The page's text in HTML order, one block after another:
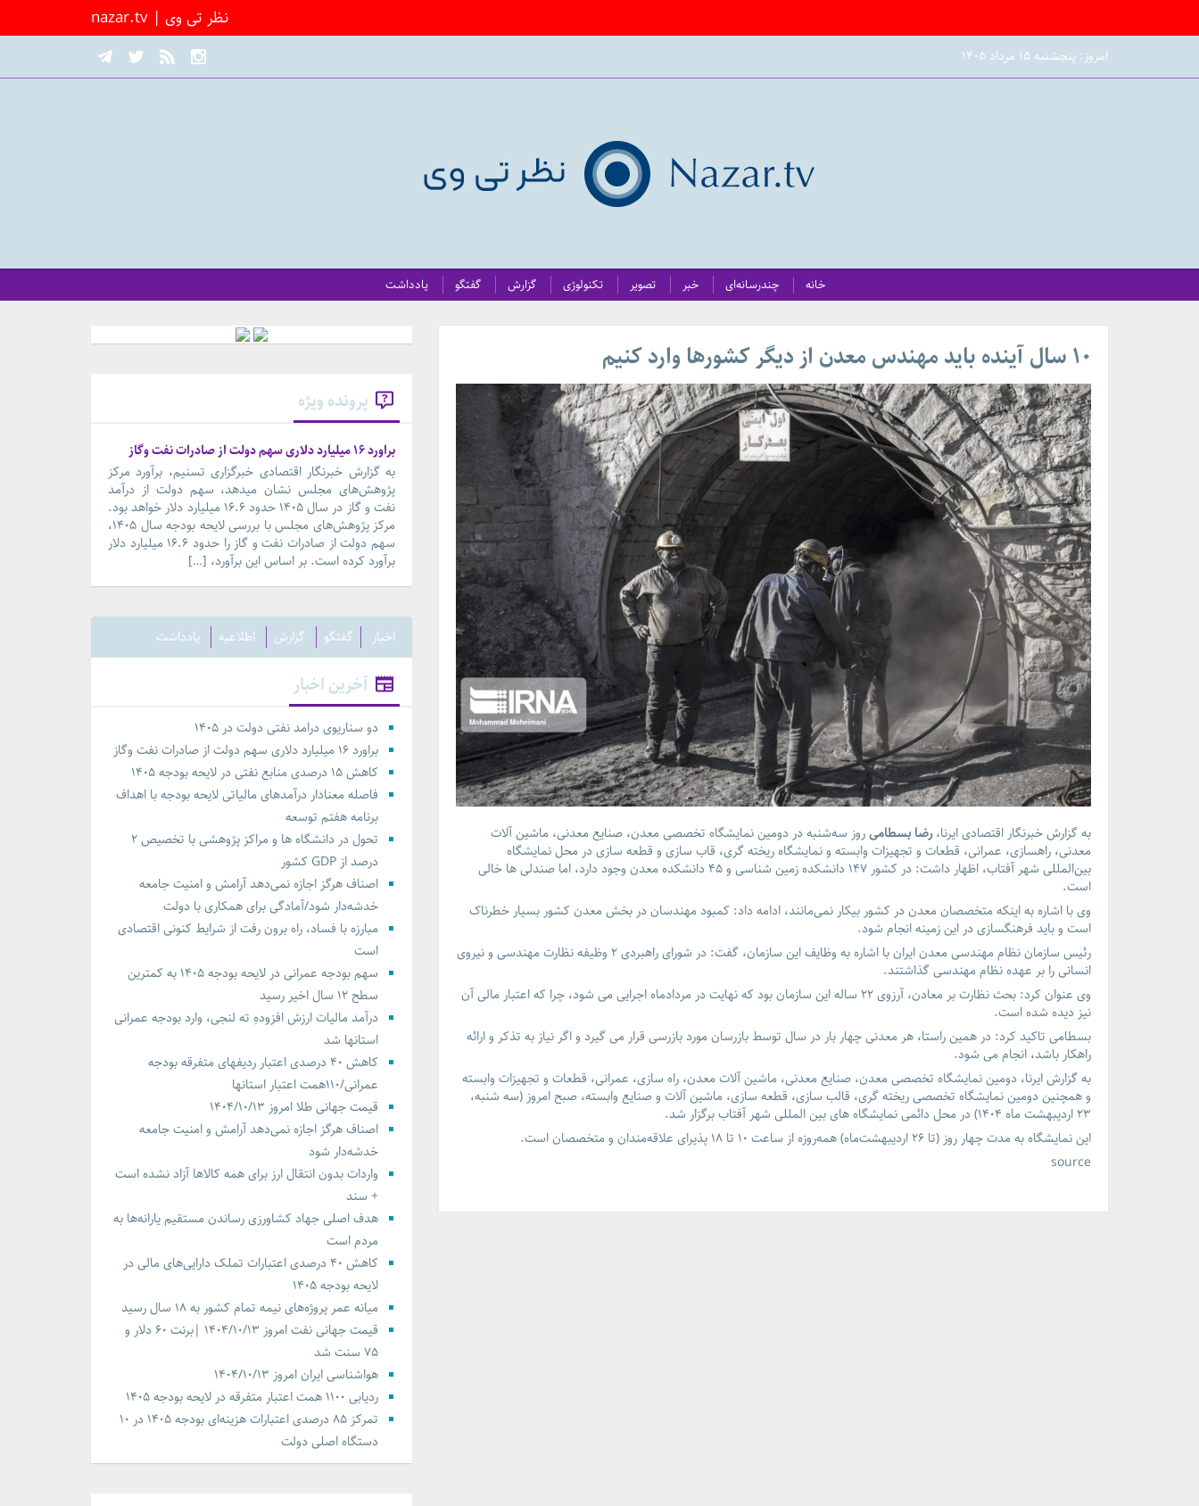
nazar.tv | نظر تی وی
امروز: پنجشنبه ۱۵ مرداد ۱۴۰۵
خانه چندرسانه‌ای خبر تصویر تکنولوژی گزارش گفتگو یادداشت
۱۰ سال آینده باید مهندس معدن از دیگر کشورها وارد کنیم
به گزارش خبرنگار اقتصادیایرنا،رضا بسطامیروز سه‌شنبه در دومین نمایشگاه تخصصی معدن، صنایع معدنی، ماشین آلات
معدنی، راهسازی، عمرانی، قطعات و تجهیزات وابسته و نمایشگاه ریخته گری، قاب سازی و قطعه سازی در محل نمایشگاه
بین‌المللی شهر آفتاب، اظهار داشت: در کشور ۱۴۷ دانشکده زمین شناسی ‌و ۴۵ دانشکده معدن وجود دارد، اما صندلی ها خالی
است.
وی با اشاره به اینکه متخصصان معدن در کشور بیکار نمی‌مانند، ادامه داد: کمبود مهندسان در بخش معدن کشور بسیار خطرناک
است و باید فرهنگسازی در این زمینه انجام شود.
رئیس سازمان نظام مهندسی معدن ایران با اشاره به وظایف این سازمان، گفت: در شورای راهبردی ۲ وظیفه نظارت مهندسی و نیروی
انسانی را بر عهده نظام مهندسی گذاشتند.
وی عنوان کرد: بحث نظارت بر معادن، آرزوی ۲۲ ساله این سازمان بود که نهایت در مردادماه اجرایی می شود، چرا که اعتبار مالی آن
نیز دیده شده است.
بسطامی تاکید کرد: در همین راستا، هر معدنی چهار بار در سال توسط بازرسان مورد بازرسی قرار می گیرد و اگر نیاز به تذکر و ارائه
راهکار باشد، انجام می شود.
به گزارش ایرنا، دومین نمایشگاه تخصصی معدن، صنایع معدنی، ماشین آلات معدن، راه سازی، عمرانی، قطعات و تجهیزات وابسته
و همچنین دومین نمایشگاه تخصصی ریخته گری، قالب سازی، قطعه سازی، ماشین آلات و صنایع وابسته، صبح امروز (سه شنبه،
۲۳ اردیبهشت ماه ۱۴۰۴) در محل دائمی نمایشگاه های بین المللی شهر آفتاب برگزار شد.
این نمایشگاه به مدت چهار روز (تا ۲۶ اردیبهشت‌ماه) همه‌روزه از ساعت ۱۰ تا ۱۸ پذیرای علاقه‌مندان و متخصصان است.
source
پرونده ویژه
براورد ۱۶ میلیارد دلاری سهم دولت از صادرات نفت وگاز
به گزارش خبرنگار اقتصادی خبرگزاری تسنیم، برآورد مرکز
پژوهش‌های مجلس نشان میدهد، سهم دولت از درآمد
نفت و گاز در سال ۱۴۰۵ حدود ۱۶.۶ میلیارد دلار خواهد بود.
مرکز پژوهش‌های مجلس با بررسی لایحه بودجه سال ۱۴۰۵،
سهم دولت از صادرات نفت و گاز را حدود ۱۶.۶ میلیارد دلار
برآورد کرده است. بر اساس این برآورد، […]
اخبار گفتگو گزارش اطلاعیه یادداشت
آخرین اخبار
دو سناریوی درامد نفتی دولت در ۱۴۰۵
براورد ۱۶ میلیارد دلاری سهم دولت از صادرات نفت وگاز
کاهش ۱۵ درصدی منابع نفتی در لایحه بودجه ۱۴۰۵
فاصله معنادار درآمدهای مالیاتی لایحه بودجه با اهداف
برنامه هفتم توسعه
تحول در دانشگاه ها و مراکز پژوهشی با تخصیص ۲
درصد از GDP کشور
اصناف هرگز اجازه نمی‌دهد آرامش و امنیت جامعه
خدشه‌دار شود/آمادگی برای همکاری با دولت
مبارزه با فساد، راه برون رفت از شرایط کنونی اقتصادی
است
سهم بودجه عمرانی در لایحه بودجه ۱۴۰۵ به کمترین
سطح ۱۲ سال اخیر رسید
درآمد مالیات ارزش افزودهِ ته لنجی، وارد بودجه عمرانی
استانها شد
کاهش ۴۰ درصدی اعتبار ردیفهای متفرقه بودجه
عمرانی/۱۱۰همت اعتبار استانها
قیمت جهانی طلا امروز ۱۴۰۴/۱۰/۱۳
اصناف هرگز اجازه نمی‌دهد آرامش و امنیت جامعه
خدشه‌دار شود
واردات بدون انتقال ارز برای همه کالاها آزاد نشده است
+ سند
هدف اصلی جهاد کشاورزی رساندن مستقیم یارانه‌ها به
مردم است
کاهش ۴۰ درصدی اعتبارات تملک دارایی‌های مالی در
لایحه بودجه ۱۴۰۵
میانه عمر پروژه‌های نیمه تمام کشور به ۱۸ سال رسید
قیمت جهانی نفت امروز ۱۴۰۴/۱۰/۱۳ |برنت ۶۰ دلار و
۷۵ سنت شد
هواشناسی ایران امروز ۱۴۰۴/۱۰/۱۳
ردیابی ۱۱۰۰ همت اعتبار متفرقه در لایحه بودجه ۱۴۰۵
تمرکز ۸۵ درصدی اعتبارات هزینه‌ای بودجه ۱۴۰۵ در ۱۰
دستگاه اصلی دولت